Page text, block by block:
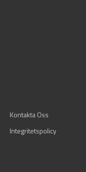
Kontakta Oss
Integritetspolicy